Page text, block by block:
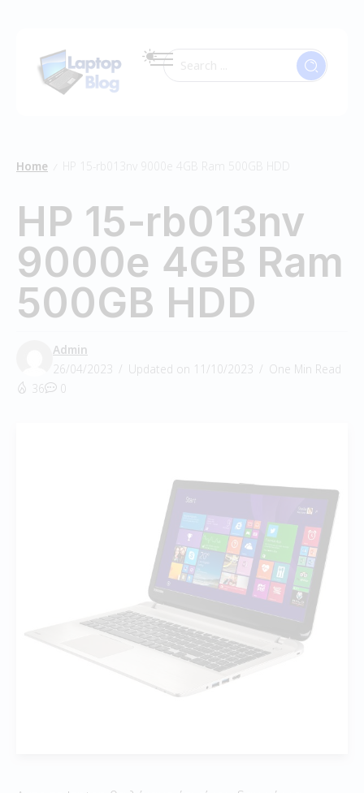
Home HP 15-rb013nv 9000e 4GB Ram 500GB HDD
HP 15-rb013nv
9000e 4GB Ram
500GB HDD
Admin
26/04/2023
Updated on 11/10/2023
One Min Read
36
0